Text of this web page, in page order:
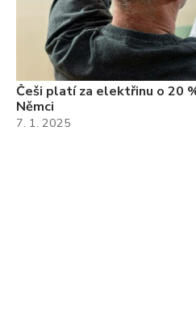
Češi platí za elektřinu o 20
Němci
7. 1. 2025